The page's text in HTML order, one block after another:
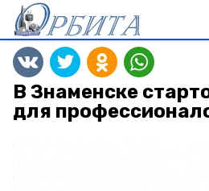
В Знаменске
для